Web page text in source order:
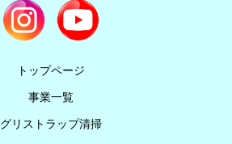
トップページ
事業一覧
グリストラップ清掃